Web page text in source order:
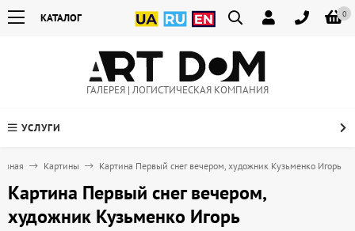
0
КАТАЛОГ
ГАЛЕРЕЯ | ЛОГИСТИЧЕСКАЯ КОМПАНИЯ
УСЛУГИ
Картины Картина Первый снег вечером, художник Кузьменко Игорь
Картина Первый снег вечером,
художник Кузьменко Игорь